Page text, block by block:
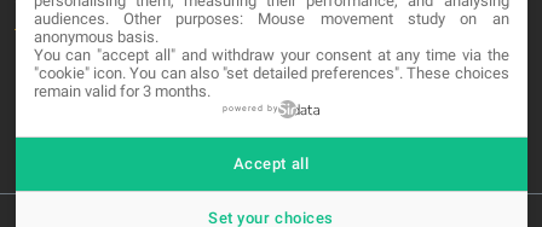
Terminos y Condiciones
Política de Privacidad
audiences. Other purposes: Mouse movement study on an
anonymous basis.
You can "accept all" and withdraw your consent at any time via the
"cookie" icon. You can also "set detailed preferences". These choices
remain valid for 3 months.
powered by
Set your choices
Accept all